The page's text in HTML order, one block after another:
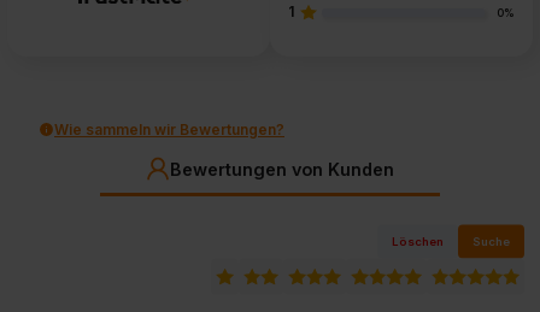
1 0%
Wie sammeln wir Bewertungen?
Bewertungen von Kunden
Löschen Suche